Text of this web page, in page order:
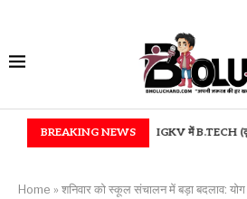
BREAKING NEWS
IGKV में B.TECH (कृषि अभियांत्रिकी) एवं
Home » शनिवार को स्कूल संचालन में बड़ा बदलाव: योग